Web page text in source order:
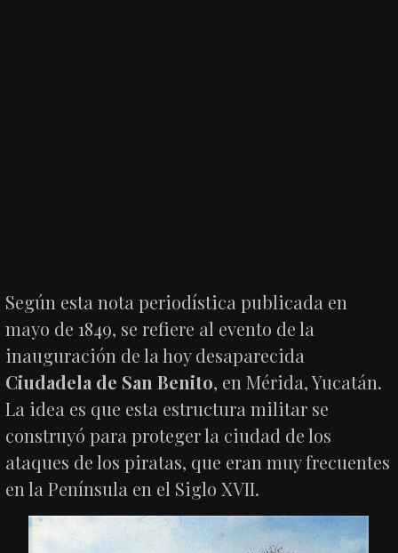
Según esta nota periodística publicada en
mayo de 1849, se refiere al evento de la
inauguración de la hoy desaparecida
Ciudadela de San Benito, en Mérida, Yucatán.
La idea es que esta estructura militar se
construyó para proteger la ciudad de los
ataques de los piratas, que eran muy frecuentes
en la Península en el Siglo XVII.